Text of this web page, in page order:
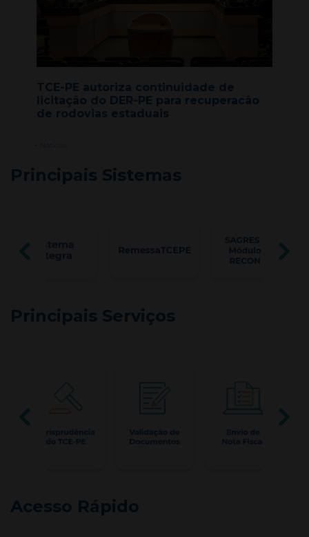
TCE-PE autoriza continuidade de
licitação do DER-PE para recuperacão
de rodovias estaduais
Principais Sistemas
Principais Serviços
Acesso Rápido